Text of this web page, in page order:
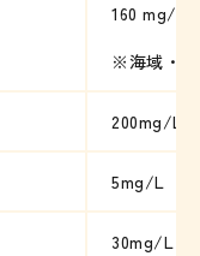
160 mg/L
※海域・
200mg/L
5mg/L
30mg/L